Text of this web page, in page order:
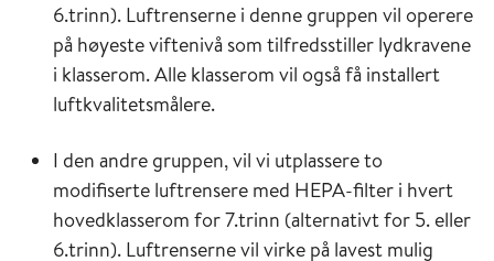
6.trinn). Luftrenserne i denne gruppen vil operere
på høyeste viftenivå som tilfredsstiller lydkravene
i klasserom. Alle klasserom vil også få installert
luftkvalitetsmålere.
I den andre gruppen, vil vi utplassere to
modifiserte luftrensere med HEPA-filter i hvert
hovedklasserom for 7.trinn (alternativt for 5. eller
6.trinn). Luftrenserne vil virke på lavest mulig